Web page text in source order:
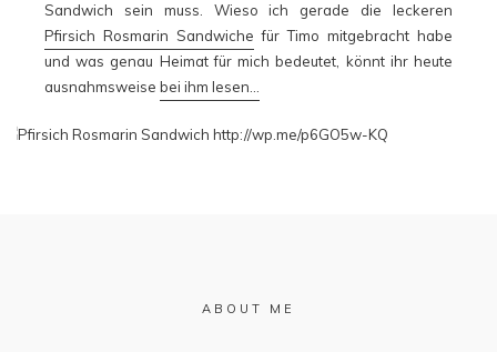
Sandwich sein muss. Wieso ich gerade die leckeren
Pfirsich Rosmarin Sandwiche für Timo mitgebracht habe
und was genau Heimat für mich bedeutet, könnt ihr heute
ausnahmsweise bei ihm lesen…
ABOUT ME